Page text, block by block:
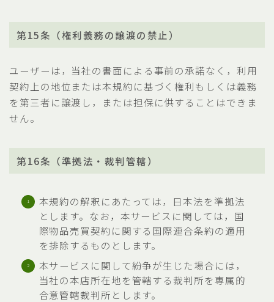
第15条（権利義務の譲渡の禁止）
ユーザーは，当社の書面による事前の承諾なく，利用
契約上の地位または本規約に基づく権利もしくは義務
を第三者に譲渡し，または担保に供することはできま
せん。
第16条（準拠法・裁判管轄）
本規約の解釈にあたっては，日本法を準拠法
とします。なお，本サービスに関しては，国
際物品売買契約に関する国際連合条約の適用
を排除するものとします。
本サービスに関して紛争が生じた場合には，
当社の本店所在地を管轄する裁判所を専属的
合意管轄裁判所とします。